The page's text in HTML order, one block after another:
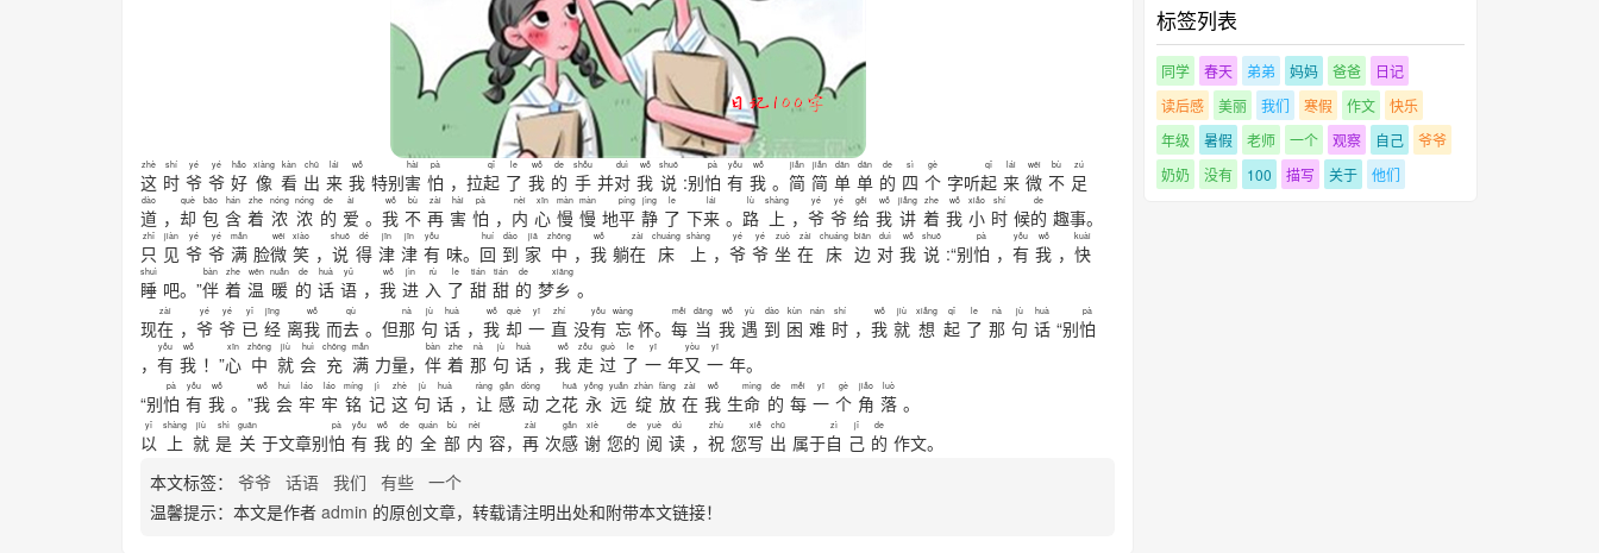
这
zhè
时
shí
爷
yé
爷
yé
好
hǎo
像
xiàng
看
kàn
出
chū
来
lái
我
wǒ
特别害
hài
怕
pà
，拉起
qǐ
了
le
我
wǒ
的
de
手
shǒu
并对
duì
我
wǒ
说
shuō
:别怕
pà
有
yǒu
我
wǒ
。 简
jiǎn
简
jiǎn
单
dān
单
dān
的
de
四
sì
个
gè
字听起
qǐ
来
lái
微
wēi
不
bù
足
zú
道
dào
， 却
què
包
bāo
含
hán
着
zhe
浓
nóng
浓
nóng
的
de
爱
ài
。 我
wǒ
不
bù
再
zài
害
hài
怕
pà
， 内
nèi
心
xīn
慢
màn
慢
màn
地平
píng
静
jìng
了
le
下来
lái
。 路
lù
上
shàng
， 爷
yé
爷
yé
给
gěi
我
wǒ
讲
jiǎng
着
zhe
我
wǒ
小
xiǎo
时
shí
候的
de
趣事。
只
zhǐ
见
jiàn
爷
yé
爷
yé
满
mǎn
脸微
wēi
笑
xiào
， 说
shuō
得
dé
津
jīn
津
jīn
有
yǒu
味。 回
huí
到
dào
家
jiā
中
zhōng
， 我
wǒ
躺在
zài
床
chuáng
上
shàng
， 爷
yé
爷
yé
坐
zuò
在
zài
床
chuáng
边
biān
对
duì
我
wǒ
说
shuō
:“别怕
pà
， 有
yǒu
我
wǒ
， 快
kuài
睡
shuì
吧。”伴
bàn
着
zhe
温
wēn
暖
nuǎn
的
de
话
huà
语
yǔ
， 我
wǒ
进
jìn
入
rù
了
le
甜
tián
甜
tián
的
de
梦乡
xiāng
。
现在
zài
， 爷
yé
爷
yé
已
yǐ
经
jīng
离我
wǒ
而去
qù
。但那
nà
句
jù
话
huà
， 我
wǒ
却
què
一
yī
直
zhí
没有
yǒu
忘
wàng
怀。 每
měi
当
dāng
我
wǒ
遇
yù
到
dào
困
kùn
难
nán
时
shí
， 我
wǒ
就
jiù
想
xiǎng
起
qǐ
了
le
那
nà
句
jù
话
huà
“别怕
pà
， 有
yǒu
我
wǒ
！”心
xīn
中
zhōng
就
jiù
会
huì
充
chōng
满
mǎn
力量， 伴
bàn
着
zhe
那
nà
句
jù
话
huà
， 我
wǒ
走
zǒu
过
guò
了
le
一
yī
年又
yòu
一
yī
年。
“别怕
pà
有
yǒu
我
wǒ
。”我
wǒ
会
huì
牢
láo
牢
láo
铭
míng
记
jì
这
zhè
句
jù
话
huà
， 让
ràng
感
gǎn
动
dòng
之花
huā
永
yǒng
远
yuǎn
绽
zhàn
放
fàng
在
zài
我
wǒ
生命
mìng
的
de
每
měi
一
yī
个
gè
角
jiǎo
落
luò
。
以
yǐ
上
shàng
就
jiù
是
shì
关
guān
于文章别怕
pà
有
yǒu
我
wǒ
的
de
全
quán
部
bù
内
nèi
容， 再
zài
次感
gǎn
谢
xiè
您的
de
阅
yuè
读
dú
， 祝
zhù
您写
xiě
出
chū
属于自
zì
己
jǐ
的
de
作文。
本文标签： 爷爷 话语 我们 有些 一个
温馨提示：本文是作者 admin 的原创文章，转载请注明出处和附带本文链接！
标签列表
同学 春天 弟弟 妈妈 爸爸
日记
读后感
美丽 我们 寒假 作文
快乐
年级
暑假 老师 一个 观察 自己
爷爷
奶奶
没有 100 描写 关于 他们